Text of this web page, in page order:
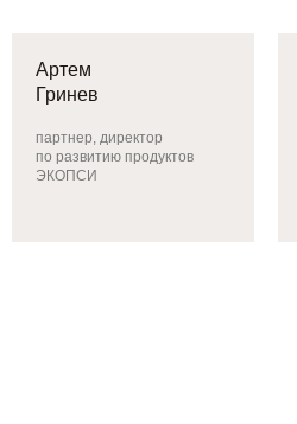
Артем
Гринев
партнер, директор
по развитию продуктов
ЭКОПСИ